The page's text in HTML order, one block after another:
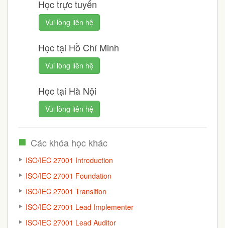
Học trực tuyến
Vui lòng liên hệ
Học tại Hồ Chí Minh
Vui lòng liên hệ
Học tại Hà Nội
Vui lòng liên hệ
Các khóa học khác
ISO/IEC 27001 Introduction
ISO/IEC 27001 Foundation
ISO/IEC 27001 Transition
ISO/IEC 27001 Lead Implementer
ISO/IEC 27001 Lead Auditor